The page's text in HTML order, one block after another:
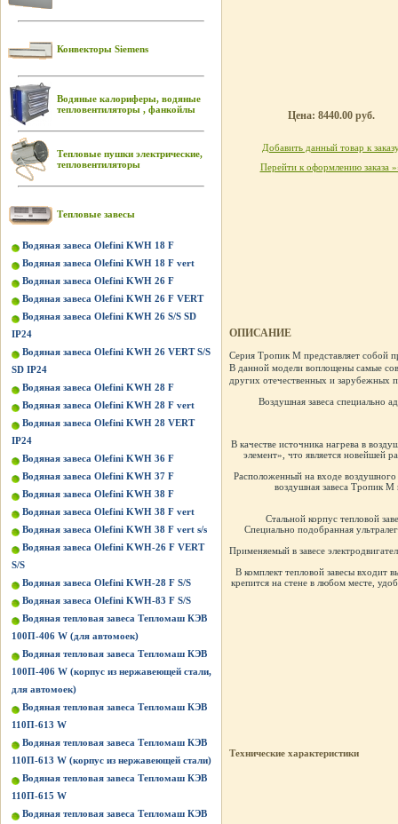
Конвекторы Siemens
Водяные калориферы, водяные
тепловентиляторы , фанкойлы
Тепловые пушки электрические,
тепловентиляторы
Тепловые завесы
Водяная завеса Olefini KWH 18 F
Водяная завеса Olefini KWH 18 F vert
Водяная завеса Olefini KWH 26 F
Водяная завеса Olefini KWH 26 F VERT
Водяная завеса Olefini KWH 26 S/S SD
IP24
Водяная завеса Olefini KWH 26 VERT S/S
SD IP24
Водяная завеса Olefini KWH 28 F
Водяная завеса Olefini KWH 28 F vert
Водяная завеса Olefini KWH 28 VERT
IP24
Водяная завеса Olefini KWH 36 F
Водяная завеса Olefini KWH 37 F
Водяная завеса Olefini KWH 38 F
Водяная завеса Olefini KWH 38 F vert
Водяная завеса Olefini KWH 38 F vert s/s
Водяная завеса Olefini KWH-26 F VERT
S/S
Водяная завеса Olefini KWH-28 F S/S
Водяная завеса Olefini KWH-83 F S/S
Водяная тепловая завеса Тепломаш КЭВ
100П-406 W (для автомоек)
Водяная тепловая завеса Тепломаш КЭВ
100П-406 W (корпус из нержавеющей стали,
для автомоек)
Водяная тепловая завеса Тепломаш КЭВ
110П-613 W
Водяная тепловая завеса Тепломаш КЭВ
110П-613 W (корпус из нержавеющей стали)
Водяная тепловая завеса Тепломаш КЭВ
110П-615 W
Водяная тепловая завеса Тепломаш КЭВ
Цена: 8440.00 руб.
Добавить данный товар к
Перейти к оформлению заказа
ОПИСАНИЕ
Серия Тропик М представляет собой
В данной модели воплощены самые
других отечественных и зарубежных
Воздушная завеса специально
В качестве источника нагрева в
элемент», что является новейшей
Расположенный на входе воздушного
воздушная завеса Тропик М
Стальной корпус тепловой
Специально подобранная
Применяемый в завесе
В комплект тепловой завесы входит
крепится на стене в любом месте,
Технические характеристики